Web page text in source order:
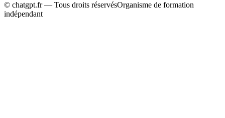
© chatgpt.fr — Tous droits réservésOrganisme de formation
indépendant